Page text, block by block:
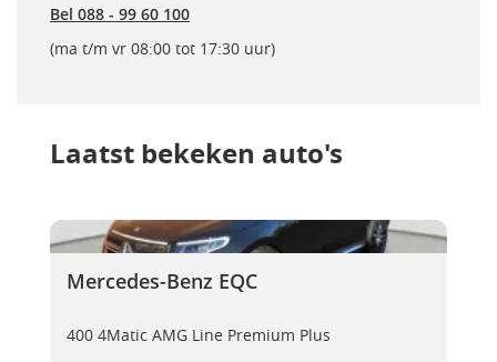
Bel 088 - 99 60 100
(ma t/m vr 08:00 tot 17:30 uur)
Laatst bekeken auto's
Mercedes-Benz EQC
Mercedes-Benz EQC
Mercedes-Benz EQC
400 4Matic AMG Line Premium Plus